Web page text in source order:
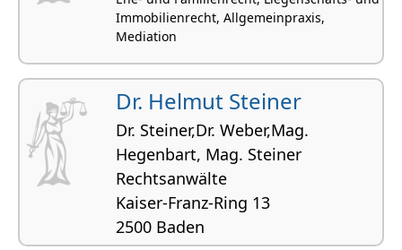
Immobilienrecht, Allgemeinpraxis,
Mediation
Dr. Helmut Steiner
Dr. Steiner,Dr. Weber,Mag.
Hegenbart, Mag. Steiner
Rechtsanwälte
Kaiser-Franz-Ring 13
2500 Baden